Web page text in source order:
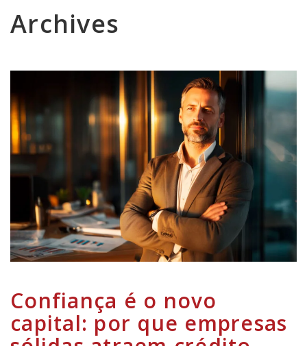
Archives
Confiança é o novo
capital: por que empresas